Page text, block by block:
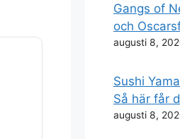
Gangs of
och
augusti 8,
Sushi
Så här får
augusti 8,